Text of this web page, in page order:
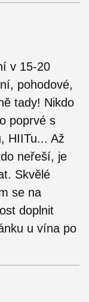
v 15-20
pohodové,
tady! Nikdo
poprvé s
HIITu... Až
neřeší, je
Skvělé
se na
doplnit
u vína po